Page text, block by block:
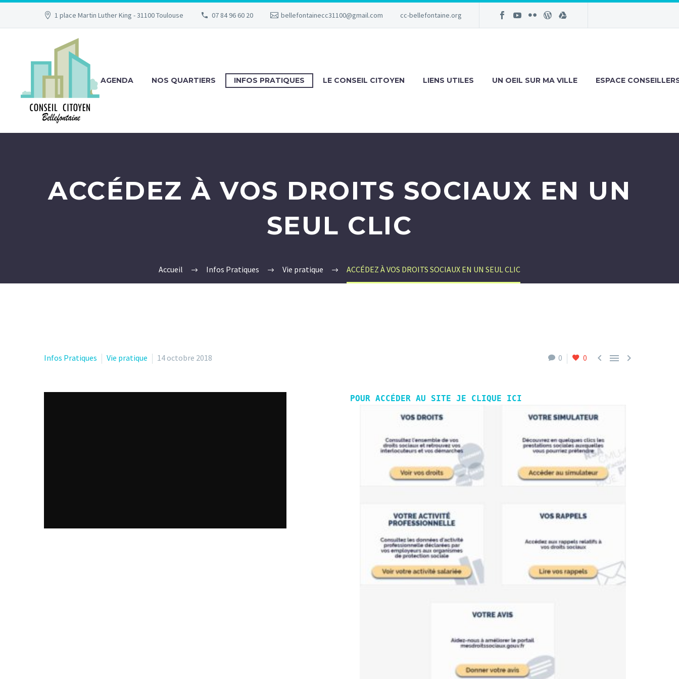
1 place Martin Luther King - 31100 Toulouse 07 84 96 60 20 bellefontainecc31100@gmail.com cc-bellefontaine.org
AGENDA NOS QUARTIERS INFOS PRATIQUES LE CONSEIL CITOYEN LIENS UTILES UN OEIL SUR MA VILLE ESPACE
ACCÉDEZ À VOS DROITS SOCIAUX EN UN
SEUL CLIC
Accueil Infos Pratiques Vie pratique ACCÉDEZ À VOS DROITS SOCIAUX EN UN SEUL CLIC
0 0   
Infos Pratiques Vie pratique 14 octobre 2018
POUR ACCÉDER AU SITE JE CLIQUE ICI